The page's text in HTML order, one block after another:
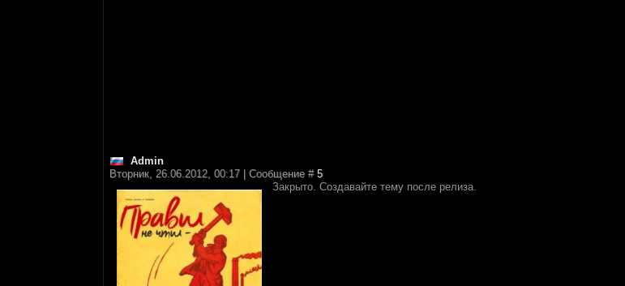
Аdmin
Вторник, 26.06.2012, 00:17 | Сообщение # 5
Закрыто. Создавайте тему после релиза.